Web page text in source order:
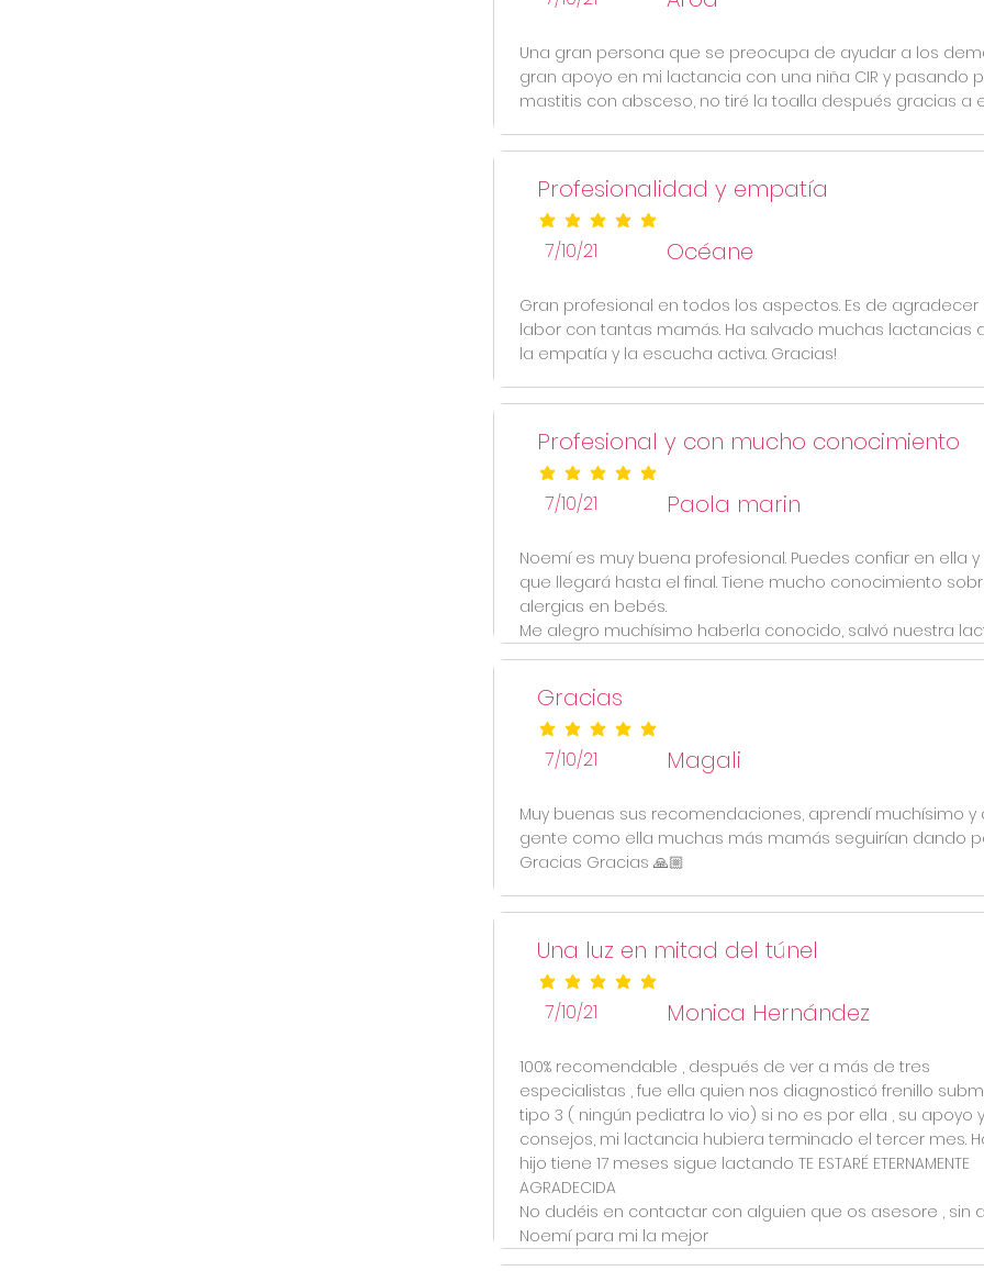
Una gran persona que se preocupa de ayudar a los
gran apoyo en mi lactancia con una niña CIR y pasando
mastitis con absceso, no tiré la toalla después gracias a
Profesionalidad y empatía
la calificación promedio es 5 de 5
7/10/21 Océane
Gran profesional en todos los aspectos. Es de agradecer
labor con tantas mamás. Ha salvado muchas lactancias
la empatía y la escucha activa. Gracias!
Profesional y con mucho conocimiento
la calificación promedio es 5 de 5
7/10/21 Paola marin
Noemí es muy buena profesional. Puedes confiar en ella
que llegará hasta el final. Tiene mucho conocimiento
alergias en bebés.
Me alegro muchísimo haberla conocido, salvó nuestra
Gracias
la calificación promedio es 5 de 5
7/10/21 Magali
Muy buenas sus recomendaciones, aprendí muchísimo y
gente como ella muchas más mamás seguirían dando
Gracias Gracias 🙏🏼
Una luz en mitad del túnel
la calificación promedio es 5 de 5
7/10/21 Monica Hernández
100% recomendable , después de ver a más de tres
especialistas , fue ella quien nos diagnosticó frenillo
tipo 3 ( ningún pediatra lo vio) si no es por ella , su apoyo
consejos, mi lactancia hubiera terminado el tercer mes.
hijo tiene 17 meses sigue lactando TE ESTARÉ ETERNAMENTE
AGRADECIDA
No dudéis en contactar con alguien que os asesore , sin
Noemí para mi la mejor